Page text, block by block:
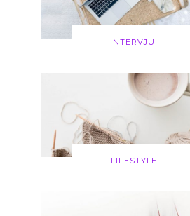
INTERVJUI
LIFESTYLE